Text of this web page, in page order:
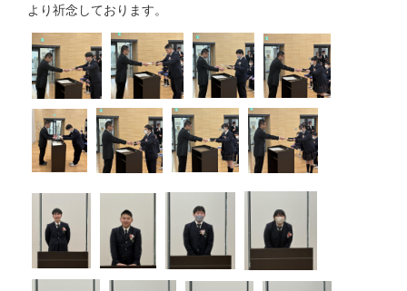
より祈念しております。